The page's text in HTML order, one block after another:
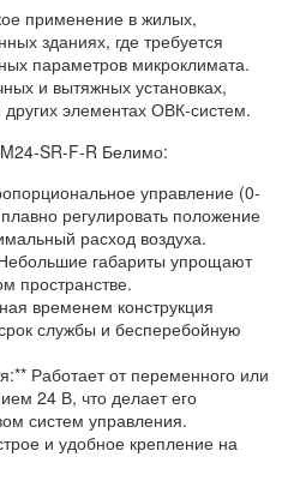
применение в жилых,
зданиях, где требуется
параметров микроклимата.
и вытяжных установках,
элементах ОВК-систем.
SR-F-R Белимо:
управление (0-
регулировать положение
расход воздуха.
габариты упрощают
пространстве.
временем конструкция
службы и бесперебойную
Работает от переменного или
24 В, что делает его
систем управления.
и удобное крепление на